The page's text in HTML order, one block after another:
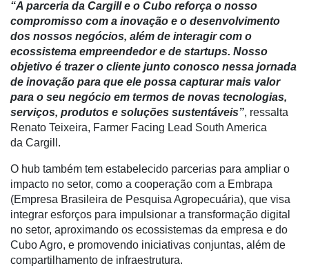
Troca
de
Cadeira
Artigos
Agenda
Agricultura
de
Automação
e
Robótica
Conectividade
Dados
“A parceria da Cargill e o Cubo reforça o nosso
compromisso com a inovação e o desenvolvimento
dos nossos negócios, além de interagir com o
ecossistema empreendedor e de startups. Nosso
objetivo é trazer o cliente junto conosco nessa jornada
de inovação para que ele possa capturar mais valor
para o seu negócio em termos de novas tecnologias,
serviços, produtos e soluções sustentáveis”, ressalta
Renato Teixeira, Farmer Facing Lead South America
da Cargill.
O hub também tem estabelecido parcerias para ampliar o
impacto no setor, como a cooperação com a Embrapa
(Empresa Brasileira de Pesquisa Agropecuária), que visa
integrar esforços para impulsionar a transformação digital
no setor, aproximando os ecossistemas da empresa e do
Cubo Agro, e promovendo iniciativas conjuntas, além de
compartilhamento de infraestrutura.